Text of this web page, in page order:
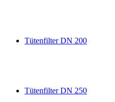
Tütenfilter DN 200
Tütenfilter DN 250